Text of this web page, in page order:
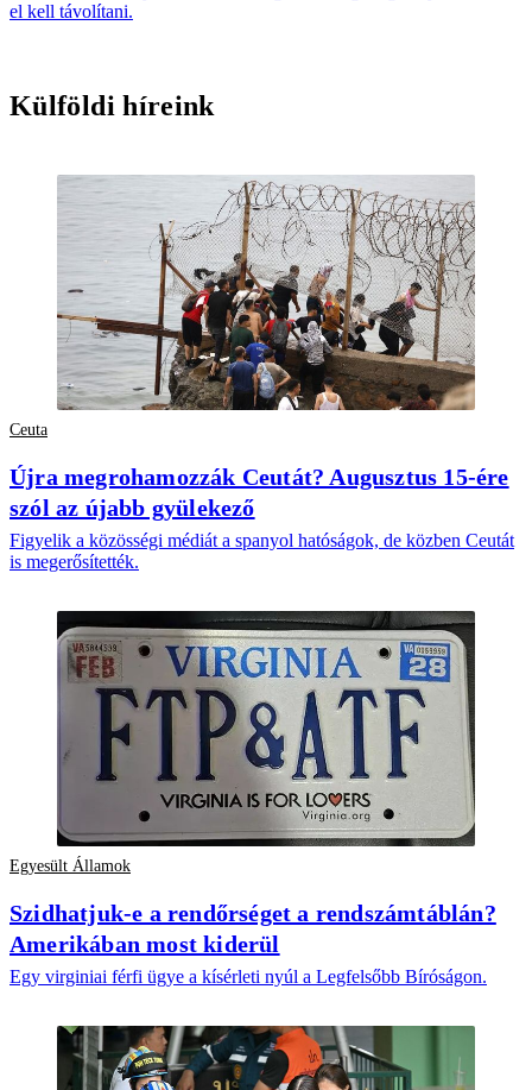
el kell távolítani.
Külföldi híreink
Ceuta
Újra megrohamozzák Ceutát? Augusztus 15-ére
szól az újabb gyülekező
Figyelik a közösségi médiát a spanyol hatóságok, de közben Ceutát
is megerősítették.
Egyesült Államok
Szidhatjuk-e a rendőrséget a rendszámtáblán?
Amerikában most kiderül
Egy virginiai férfi ügye a kísérleti nyúl a Legfelsőbb Bíróságon.